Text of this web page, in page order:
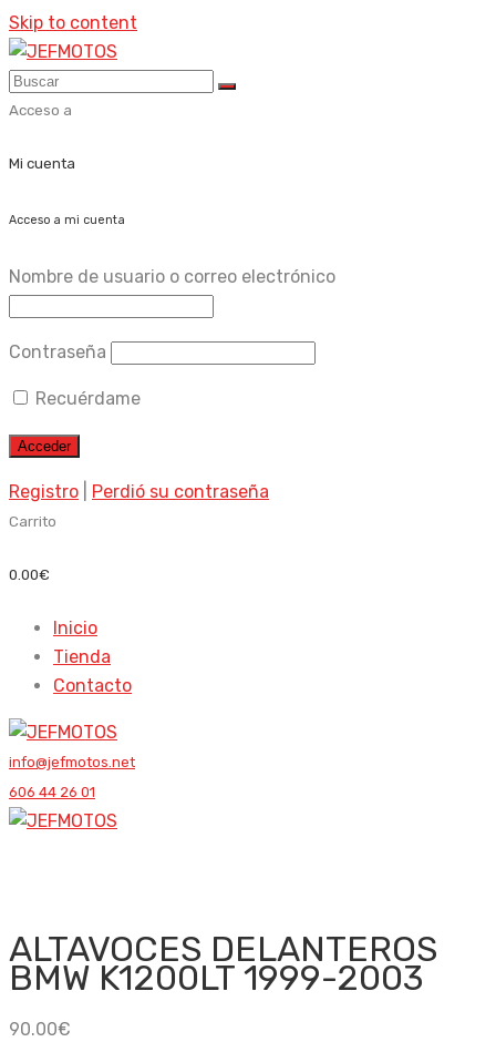
Skip to content
Acceso a
Mi cuenta
Acceso a mi cuenta
Nombre de usuario o correo electrónico
Contraseña
Recuérdame
Registro Perdió su contraseña
Carrito
0.00€
Inicio
Tienda
Contacto
info@jefmotos.net
606 44 26 01
ALTAVOCES DELANTEROS
BMW K1200LT 1999-2003
90.00€